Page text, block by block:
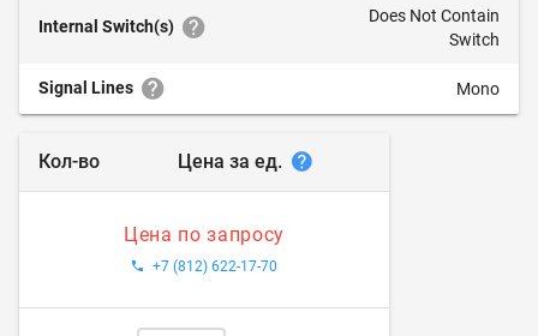
Internal Switch(s)
Does Not Contain
Switch
Signal Lines Mono
Кол-во Цена за ед.
Цена по запросу
+7 (812) 622-17-70